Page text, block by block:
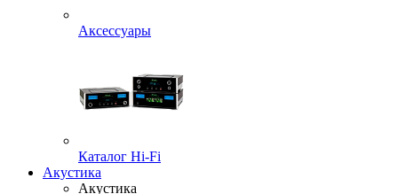
Аксессуары
Каталог Hi-Fi
Акустика
Акустика